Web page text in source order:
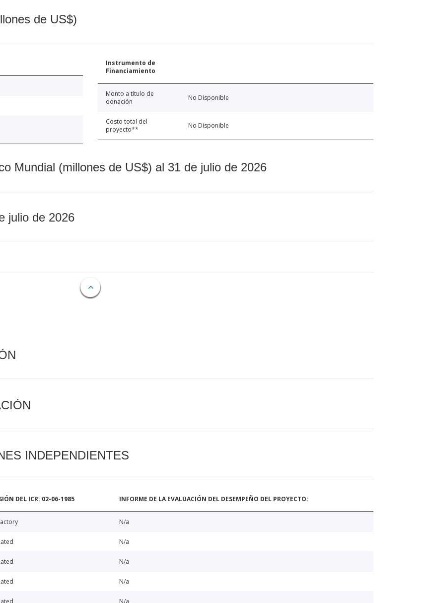
de US$)
Instrumento de
Financiamiento
Monto a título de
donación
No Disponible
Costo total del
proyecto**
No Disponible
Mundial (millones de US$) al 31 de julio de 2026
julio de 2026
INDEPENDIENTES
DEL ICR: 02-06-1985 INFORME DE LA EVALUACIÓN DEL DESEMPEÑO DEL PROYECTO:
N/a
N/a
N/a
N/a